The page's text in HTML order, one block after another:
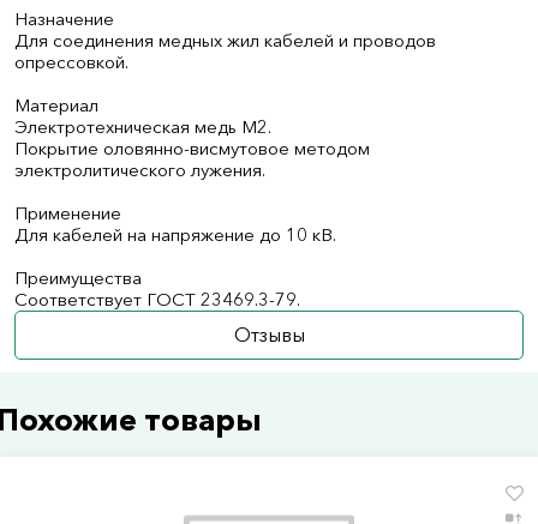
Назначение
Для соединения медных жил кабелей и проводов
опрессовкой.
Материал
Электротехническая медь М2.
Покрытие оловянно-висмутовое методом
электролитического лужения.
Применение
Для кабелей на напряжение до 10 кВ.
Преимущества
Соответствует ГОСТ 23469.3-79.
Отзывы
товары